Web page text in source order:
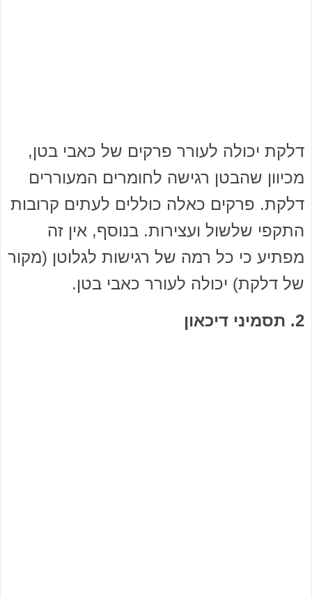
דלקת יכולה לעורר פרקים של כאבי בטן,
מכיוון שהבטן רגישה לחומרים המעוררים
דלקת. פרקים כאלה כוללים לעתים קרובות
התקפי שלשול ועצירות. בנוסף, אין זה
מפתיע כי כל רמה של רגישות לגלוטן (מקור
של דלקת) יכולה לעורר כאבי בטן.
2. תסמיני דיכאון